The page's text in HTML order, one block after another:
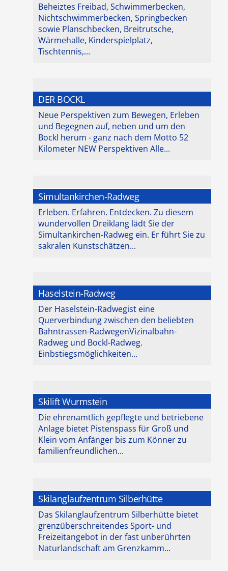
Beheiztes Freibad, Schwimmerbecken,
Nichtschwimmerbecken, Springbecken
sowie Planschbecken, Breitrutsche,
Wärmehalle, Kinderspielplatz,
Tischtennis,...
DER BOCKL
Neue Perspektiven zum Bewegen, Erleben
und Begegnen auf, neben und um den
Bockl herum - ganz nach dem Motto 52
Kilometer NEW Perspektiven Alle...
Simultankirchen-Radweg
Erleben. Erfahren. Entdecken. Zu diesem
wundervollen Dreiklang lädt Sie der
Simultankirchen-Radweg ein. Er führt Sie zu
sakralen Kunstschätzen...
Haselstein-Radweg
Der Haselstein-Radwegist eine
Querverbindung zwischen den beliebten
Bahntrassen-RadwegenVizinalbahn-
Radweg und Bockl-Radweg.
Einbstiegsmöglichkeiten...
Skilift Wurmstein
Die ehrenamtlich gepflegte und betriebene
Anlage bietet Pistenspass für Groß und
Klein vom Anfänger bis zum Könner zu
familienfreundlichen...
Skilanglaufzentrum Silberhütte
Das Skilanglaufzentrum Silberhütte bietet
grenzüberschreitendes Sport- und
Freizeitangebot in der fast unberührten
Naturlandschaft am Grenzkamm...